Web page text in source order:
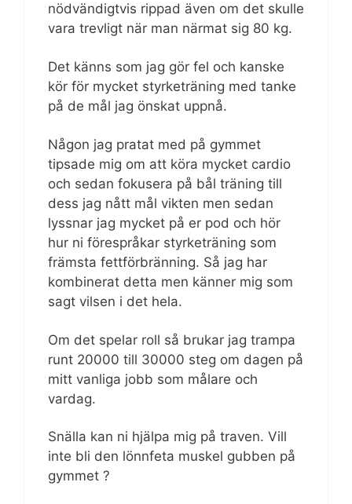
nödvändigtvis rippad även om det skulle
vara trevligt när man närmat sig 80 kg.
Det känns som jag gör fel och kanske
kör för mycket styrketräning med tanke
på de mål jag önskat uppnå.
Någon jag pratat med på gymmet
tipsade mig om att köra mycket cardio
och sedan fokusera på bål träning till
dess jag nått mål vikten men sedan
lyssnar jag mycket på er pod och hör
hur ni förespråkar styrketräning som
främsta fettförbränning. Så jag har
kombinerat detta men känner mig som
sagt vilsen i det hela.
Om det spelar roll så brukar jag trampa
runt 20000 till 30000 steg om dagen på
mitt vanliga jobb som målare och
vardag.
Snälla kan ni hjälpa mig på traven. Vill
inte bli den lönnfeta muskel gubben på
gymmet ?